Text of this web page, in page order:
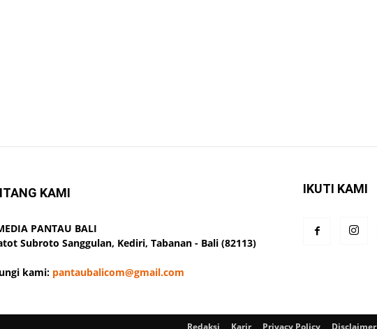
KAMI
PANTAU BALI
Subroto Sanggulan, Kediri, Tabanan - Bali (82113)
kami: pantaubalicom@gmail.com
IKUTI KAMI